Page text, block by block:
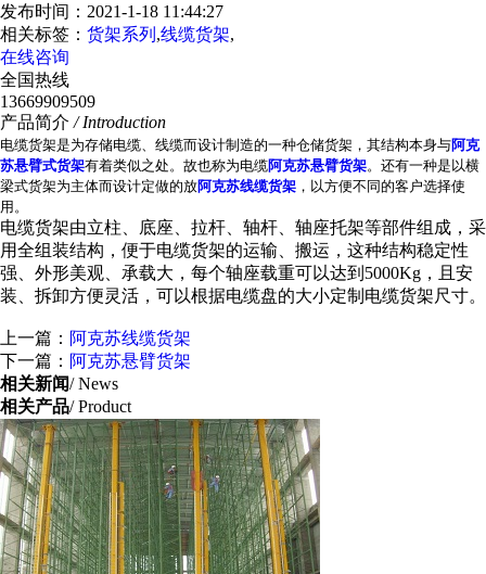
发布时间：2021-1-18 11:44:27
相关标签： 货架系列 ,线缆货架,
在线咨询
全国热线
13669909509
产品简介 / Introduction
电缆货架是为存储电缆、线缆而设计制造的一种仓储货架，其结构本身与阿克
苏悬臂式货架有着类似之处。故也称为电缆阿克苏悬臂货架。还有一种是以横
梁式货架为主体而设计定做的放阿克苏线缆货架 ，以方便不同的客户选择使
用。
电缆货架由立柱、底座、拉杆、轴杆、轴座托架等部件组成，采
用全组装结构，便于电缆货架的运输、搬运，这种结构稳定性
强、外形美观、承载大，每个轴座载重可以达到5000Kg，且安
装、拆卸方便灵活，可以根据电缆盘的大小定制电缆货架尺寸。
上一篇： 阿克苏线缆货架
下一篇： 阿克苏悬臂货架
相关新闻/ News
相关产品/ Product